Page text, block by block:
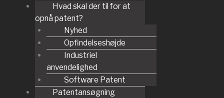
Hvad skal der til for at
opnå patent?
Nyhed
Opfindelseshøjde
Industriel
anvendelighed
Software Patent
Patentansøgning